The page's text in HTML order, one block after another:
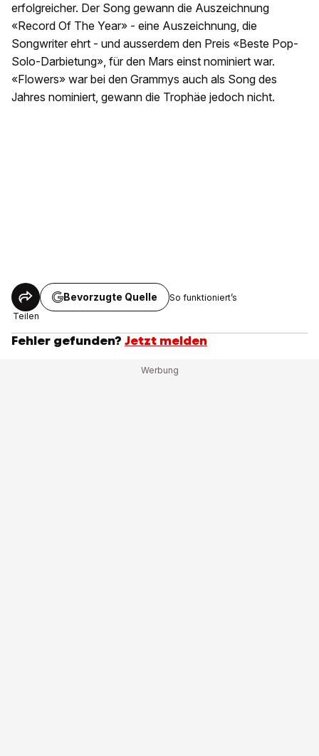
erfolgreicher. Der Song gewann die Auszeichnung
«Record Of The Year» - eine Auszeichnung, die
Songwriter ehrt - und ausserdem den Preis «Beste Pop-
Solo-Darbietung», für den Mars einst nominiert war.
«Flowers» war bei den Grammys auch als Song des
Jahres nominiert, gewann die Trophäe jedoch nicht.
Teilen
Bevorzugte Quelle So funktioniert’s
Fehler gefunden? Jetzt melden